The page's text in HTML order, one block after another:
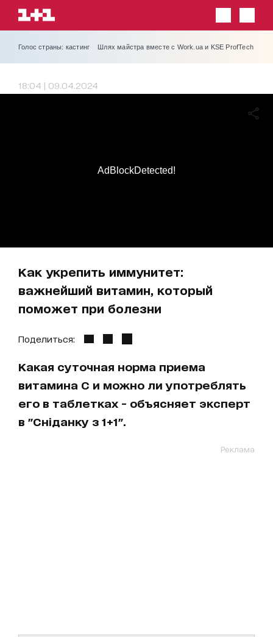
Голос страны: кастинг Шлях майстра вместе с Work.ua и KSE ProfTech
18:04 | 09.04.2024
Как укрепить иммунитет:
важнейший витамин, который
поможет при болезни
AdBlockDetected!
Поделиться:
Какая суточная норма приема
витамина С и можно ли употреблять
его в таблетках - объясняет эксперт
в "Сніданку з 1+1".
Реклама